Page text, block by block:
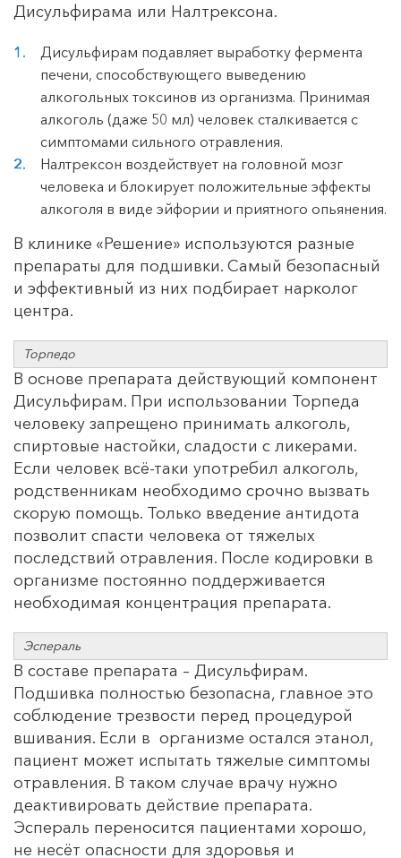
Дисульфирама или Налтрексона.
Дисульфирам подавляет выработку фермента
печени, способствующего выведению
алкогольных токсинов из организма. Принимая
алкоголь (даже 50 мл) человек сталкивается с
симптомами сильного отравления.
Налтрексон воздействует на головной мозг
человека и блокирует положительные эффекты
алкоголя в виде эйфории и приятного опьянения.
В клинике «Решение» используются разные
препараты для подшивки. Самый безопасный
и эффективный из них подбирает нарколог
центра.
Торпедо
В основе препарата действующий компонент
Дисульфирам. При использовании Торпеда
человеку запрещено принимать алкоголь,
спиртовые настойки, сладости с ликерами.
Если человек всё-таки употребил алкоголь,
родственникам необходимо срочно вызвать
скорую помощь. Только введение антидота
позволит спасти человека от тяжелых
последствий отравления. После кодировки в
организме постоянно поддерживается
необходимая концентрация препарата.
Эспераль
В составе препарата – Дисульфирам.
Подшивка полностью безопасна, главное это
соблюдение трезвости перед процедурой
вшивания. Если в организме остался этанол,
пациент может испытать тяжелые симптомы
отравления. В таком случае врачу нужно
деактивировать действие препарата.
Эспераль переносится пациентами хорошо,
не несёт опасности для здоровья и